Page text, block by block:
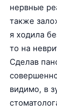
нервные
также
я ходила
то на
Сделав
видимо, в